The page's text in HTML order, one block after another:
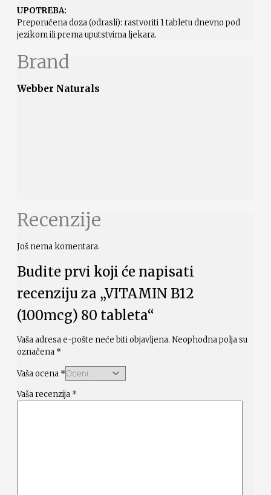
UPOTREBA:
Preporučena doza (odrasli): rastvoriti 1 tabletu dnevno pod
jezikom ili prema uputstvima ljekara.
Brand
Webber Naturals
Recenzije
Još nema komentara.
Budite prvi koji će napisati
recenziju za „VITAMIN B12
(100mcg) 80 tableta“
Vaša adresa e-pošte neće biti objavljena. Neophodna polja su
označena *
Vaša ocena *
Vaša recenzija *